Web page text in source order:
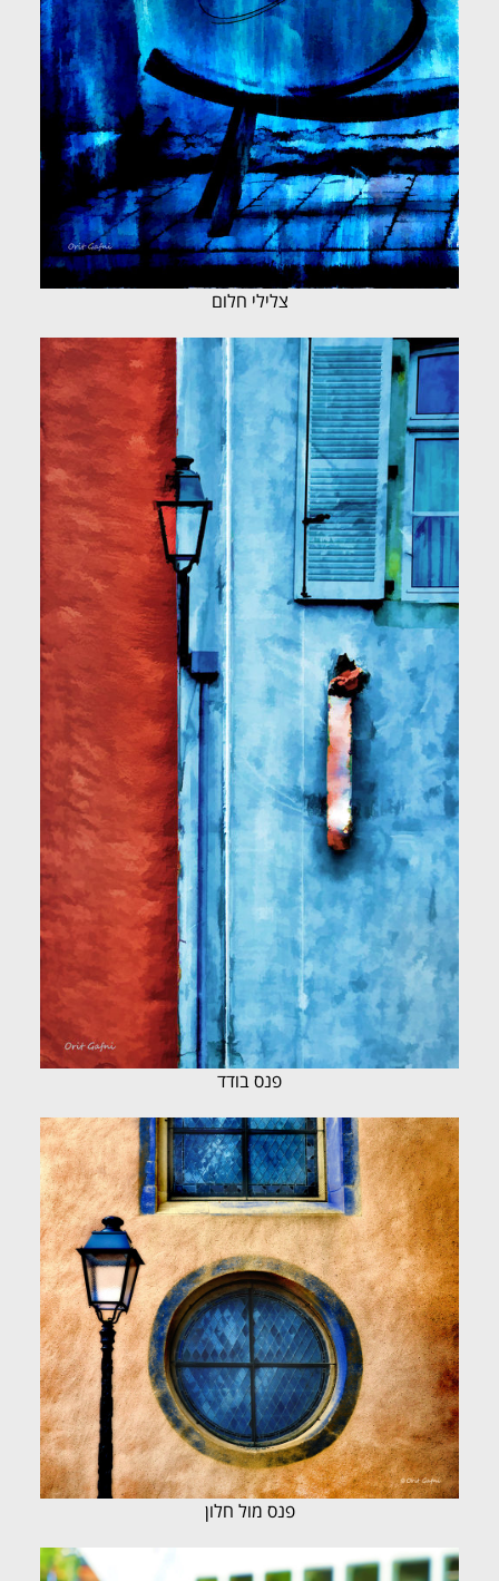
צלילי חלום
פנס בודד
פנס מול חלון